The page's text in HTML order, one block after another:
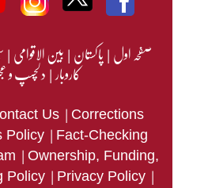
صفحہ اول|پاکستان|بین الاقوامی|
کاروبار|دلچسپ و
Us | Corrections
Policy | Fact-Checking
| Ownership, Funding,
Policy | Privacy Policy |